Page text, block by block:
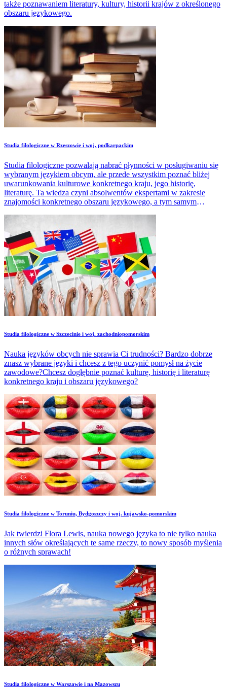
także poznawaniem literatury, kultury, historii krajów z określonego
obszaru językowego.
Studia filologiczne w Rzeszowie i woj. podkarpackim
Studia filologiczne pozwalają nabrać płynności w posługiwaniu się
wybranym językiem obcym, ale przede wszystkim poznać bliżej
uwarunkowania kulturowe konkretnego kraju, jego historię,
literaturę. Ta wiedza czyni absolwentów ekspertami w zakresie
znajomości konkretnego obszaru językowego, a tym samym
Studia filologiczne w Szczecinie i woj. zachodniopomorskim
Nauka języków obcych nie sprawia Ci trudności? Bardzo dobrze
znasz wybrane języki i chcesz z tego uczynić pomysł na życie
zawodowe?Chcesz dogłębnie poznać kulturę, historię i literaturę
konkretnego kraju i obszaru językowego?
Studia filologiczne w Toruniu, Bydgoszczy i woj. kujawsko-pomorskim
Jak twierdzi Flora Lewis, nauka nowego języka to nie tylko nauka
innych słów określających te same rzeczy, to nowy sposób myślenia
o różnych sprawach!
Studia filologiczne w Warszawie i na Mazowszu